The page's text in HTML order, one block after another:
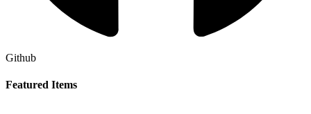
Github
Featured Items